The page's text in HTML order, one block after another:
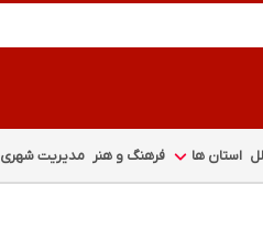
استان ها فرهنگ و هنر مدیریت شهری